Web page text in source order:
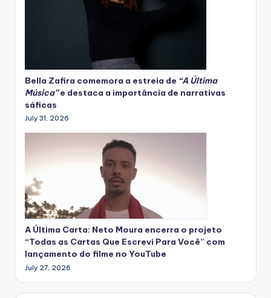
Bella Zafira comemora a estreia de “A Última
Música”e destaca a importância de narrativas
sáficas
July 31, 2026
A Última Carta: Neto Moura encerra o projeto
“Todas as Cartas Que Escrevi Para Você” com
lançamento do filme no YouTube
July 27, 2026